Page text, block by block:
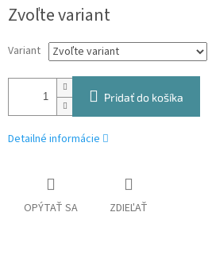
cena:
Zvoľte variant
Variant
Pridať do košíka
Detailné informácie
OPÝTAŤ SA ZDIEĽAŤ